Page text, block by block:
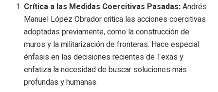
Crítica a las Medidas Coercitivas Pasadas:Andrés
Manuel López Obrador critica las acciones coercitivas
adoptadas previamente, como la construcción de
muros y la militarización de fronteras. Hace especial
énfasis en las decisiones recientes de Texas y
enfatiza la necesidad de buscar soluciones más
profundas y humanas.